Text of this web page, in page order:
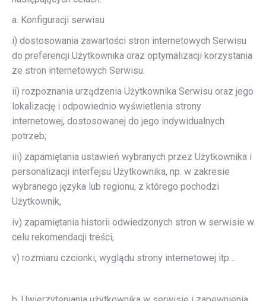
a. Konfiguracji serwisu
i) dostosowania zawartości stron internetowych Serwisu
do preferencji Użytkownika oraz optymalizacji korzystania
ze stron internetowych Serwisu.
ii) rozpoznania urządzenia Użytkownika Serwisu oraz jego
lokalizację i odpowiednio wyświetlenia strony
internetowej, dostosowanej do jego indywidualnych
potrzeb;
iii) zapamiętania ustawień wybranych przez Użytkownika i
personalizacji interfejsu Użytkownika, np. w zakresie
wybranego języka lub regionu, z którego pochodzi
Użytkownik,
iv) zapamiętania historii odwiedzonych stron w serwisie w
celu rekomendacji treści,
v) rozmiaru czcionki, wyglądu strony internetowej itp…